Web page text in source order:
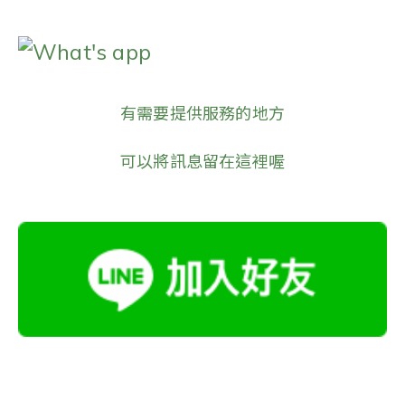
What's app
有需要提供服務的地方
可以將訊息留在這裡喔